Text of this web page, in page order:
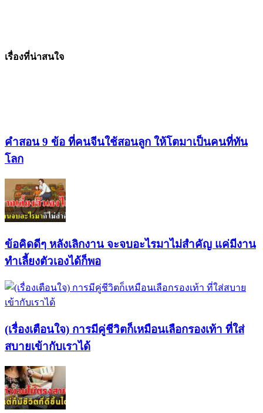
เรื่องที่น่าสนใจ
คำสอน 9 ข้อ ที่คนจีนใช้สอนลูก ให้โตมาเป็นคนที่ทัน
โลก
ข้อคิดดีๆ หลังเลิกงาน จะจบอะไรมาไม่สำคัญ แค่มีงาน
ทำเลี้ยงตัวเองได้ก็พอ
(เรื่องเตือนใจ) การมีคู่ชีวิตก็เหมือนเลือกรองเท้า ที่ใส่
สบายเข้ากับเราได้